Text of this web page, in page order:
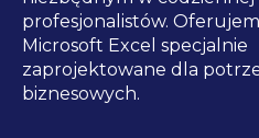
profesjonalistów.
Microsoft Excel specjalnie
zaprojektowane dla
biznesowych.